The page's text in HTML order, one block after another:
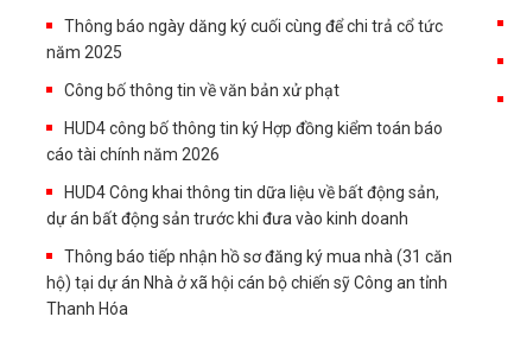
Thông báo ngày dăng ký cuối cùng để chi trả cổ tức
năm 2025
Công bố thông tin về văn bản xử phạt
HUD4 công bố thông tin ký Hợp đồng kiểm toán báo
cáo tài chính năm 2026
HUD4 Công khai thông tin dữa liệu về bất động sản,
dự án bất động sản trước khi đưa vào kinh doanh
Thông báo tiếp nhận hồ sơ đăng ký mua nhà (31 căn
hộ) tại dự án Nhà ở xã hội cán bộ chiến sỹ Công an tỉnh
Thanh Hóa